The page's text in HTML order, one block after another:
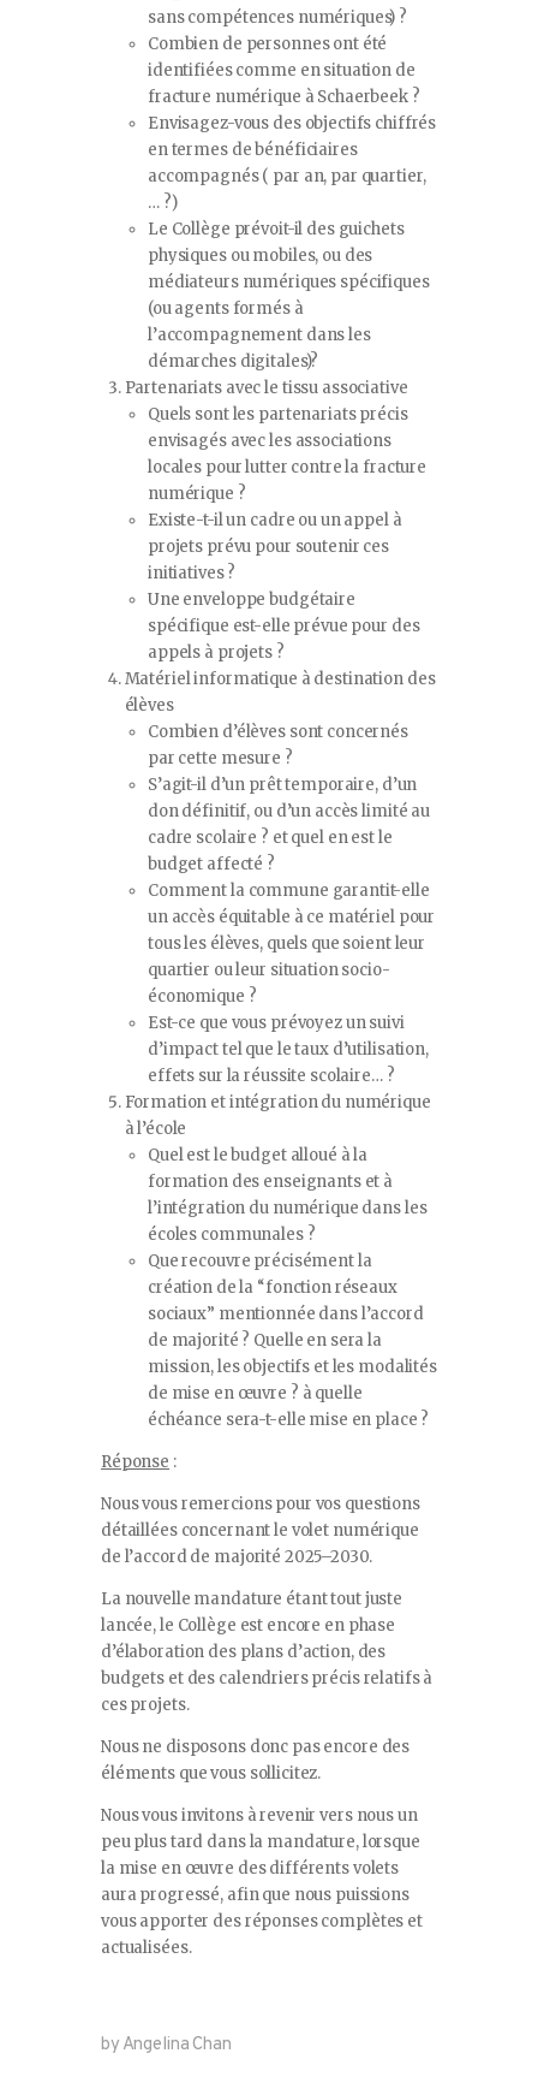
sans compétences numériques) ?
Combien de personnes ont été
identifiées comme en situation de
fracture numérique à Schaerbeek ?
Envisagez-vous des objectifs chiffrés
en termes de bénéficiaires
accompagnés ( par an, par quartier,
… ?)
Le Collège prévoit-il des guichets
physiques ou mobiles, ou des
médiateurs numériques spécifiques
(ou agents formés à
l’accompagnement dans les
démarches digitales)?
Partenariats avec le tissu associative
Quels sont les partenariats précis
envisagés avec les associations
locales pour lutter contre la fracture
numérique ?
Existe-t-il un cadre ou un appel à
projets prévu pour soutenir ces
initiatives ?
Une enveloppe budgétaire
spécifique est-elle prévue pour des
appels à projets ?
Matériel informatique à destination des
élèves
Combien d’élèves sont concernés
par cette mesure ?
S’agit-il d’un prêt temporaire, d’un
don définitif, ou d’un accès limité au
cadre scolaire ? et quel en est le
budget affecté ?
Comment la commune garantit-elle
un accès équitable à ce matériel pour
tous les élèves, quels que soient leur
quartier ou leur situation socio-
économique ?
Est-ce que vous prévoyez un suivi
d’impact tel que le taux d’utilisation,
effets sur la réussite scolaire… ?
Formation et intégration du numérique
à l’école
Quel est le budget alloué à la
formation des enseignants et à
l’intégration du numérique dans les
écoles communales ?
Que recouvre précisément la
création de la “fonction réseaux
sociaux” mentionnée dans l’accord
de majorité ? Quelle en sera la
mission, les objectifs et les modalités
de mise en œuvre ? à quelle
échéance sera-t-elle mise en place ?
Réponse :
Nous vous remercions pour vos questions
détaillées concernant le volet numérique
de l’accord de majorité 2025–2030.
La nouvelle mandature étant tout juste
lancée, le Collège est encore en phase
d’élaboration des plans d’action, des
budgets et des calendriers précis relatifs à
ces projets.
Nous ne disposons donc pas encore des
éléments que vous sollicitez.
Nous vous invitons à revenir vers nous un
peu plus tard dans la mandature, lorsque
la mise en œuvre des différents volets
aura progressé, afin que nous puissions
vous apporter des réponses complètes et
actualisées.
by Angelina Chan